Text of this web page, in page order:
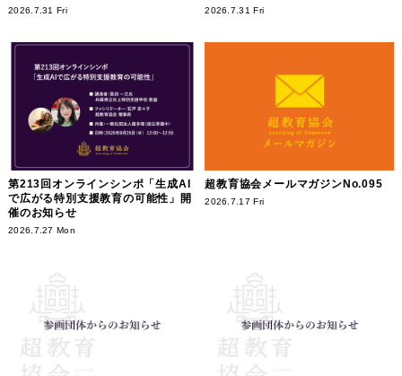
2026.7.31 Fri 2026.7.31 Fri
第213回オンラインシンポ「生成AI
で広がる特別支援教育の可能性」開
催のお知らせ
2026.7.27 Mon
超教育協会メールマガジンNo.095
2026.7.17 Fri